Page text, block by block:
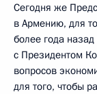
Сегодня же
в Армению, для
более года
с Президентом
вопросов
для того, чтобы